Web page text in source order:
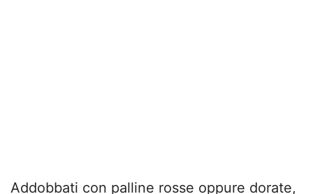
Addobbati con palline rosse oppure dorate,